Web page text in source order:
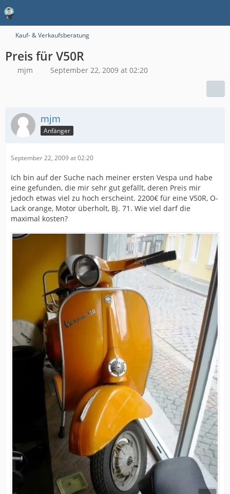
Kauf- & Verkaufsberatung
Preis für V50R
mjm September 22, 2009 at 02:20
mjm
Anfänger
September 22, 2009 at 02:20
Ich bin auf der Suche nach meiner ersten Vespa und habe
eine gefunden, die mir sehr gut gefällt, deren Preis mir
jedoch etwas viel zu hoch erscheint. 2200€ für eine V50R, O-
Lack orange, Motor überholt, Bj. 71. Wie viel darf die
maximal kosten?